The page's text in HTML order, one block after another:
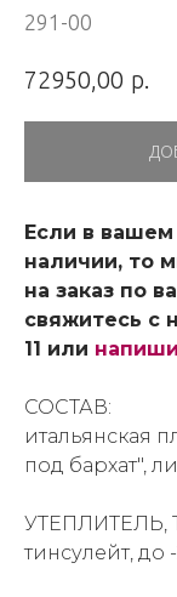
291-00
72950,00 р.
Если в
наличии, то
на заказ по
свяжитесь с
11 или
СОСТАВ:
итальянская
под бархат",
тинсулейт, до